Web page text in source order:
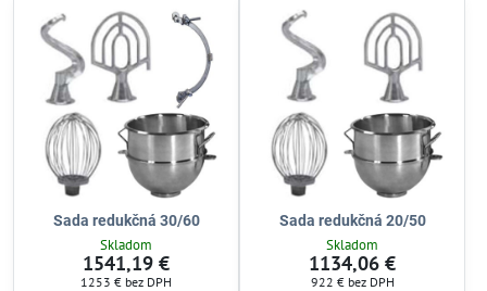
Sada redukčná 30/60
Skladom
1541,19 €
1253 € bez DPH
Sada redukčná 20/50
Skladom
1134,06 €
922 € bez DPH